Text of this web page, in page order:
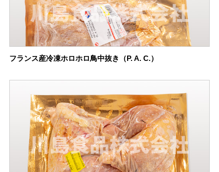
フランス産冷凍ホロホロ鳥中抜き（P. A. C.）